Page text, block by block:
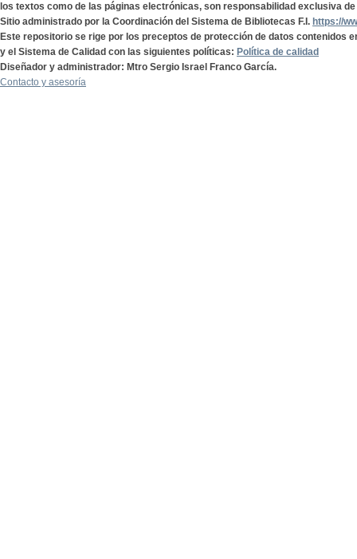
los textos como de las páginas electrónicas, son responsabilidad exclusiva
Sitio administrado por la Coordinación del Sistema de Bibliotecas F.I. https://
Este repositorio se rige por los preceptos de protección de datos contenidos
y el Sistema de Calidad con las siguientes políticas: Política de calidad
Diseñador y administrador: Mtro Sergio Israel Franco García.
Contacto y asesoría